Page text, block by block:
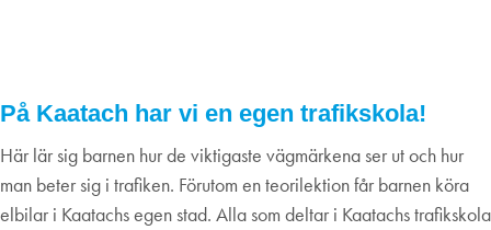
På Kaatach har vi en egen trafikskola!
Här lär sig barnen hur de viktigaste vägmärkena ser ut och hur
man beter sig i trafiken. Förutom en teorilektion får barnen köra
elbilar i Kaatachs egen stad. Alla som deltar i Kaatachs trafikskola